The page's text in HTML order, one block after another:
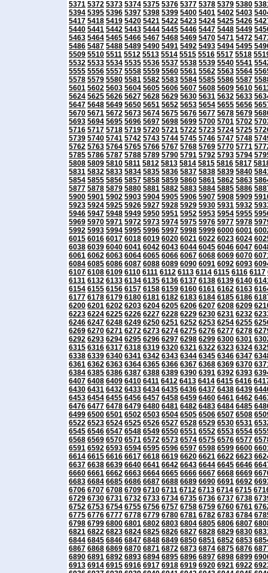
5371 5372 5373 5374 5375 5376 5377 5378 5379 5380
5394 5395 5396 5397 5398 5399 5400 5401 5402 5403
5417 5418 5419 5420 5421 5422 5423 5424 5425 5426
5440 5441 5442 5443 5444 5445 5446 5447 5448 5449
5463 5464 5465 5466 5467 5468 5469 5470 5471 5472
5486 5487 5488 5489 5490 5491 5492 5493 5494 5495
5509 5510 5511 5512 5513 5514 5515 5516 5517 5518
5532 5533 5534 5535 5536 5537 5538 5539 5540 5541
5555 5556 5557 5558 5559 5560 5561 5562 5563 5564
5578 5579 5580 5581 5582 5583 5584 5585 5586 5587
5601 5602 5603 5604 5605 5606 5607 5608 5609 5610
5624 5625 5626 5627 5628 5629 5630 5631 5632 5633
5647 5648 5649 5650 5651 5652 5653 5654 5655 5656
5670 5671 5672 5673 5674 5675 5676 5677 5678 5679
5693 5694 5695 5696 5697 5698 5699 5700 5701 5702
5716 5717 5718 5719 5720 5721 5722 5723 5724 5725
5739 5740 5741 5742 5743 5744 5745 5746 5747 5748
5762 5763 5764 5765 5766 5767 5768 5769 5770 5771
5785 5786 5787 5788 5789 5790 5791 5792 5793 5794
5808 5809 5810 5811 5812 5813 5814 5815 5816 5817
5831 5832 5833 5834 5835 5836 5837 5838 5839 5840
5854 5855 5856 5857 5858 5859 5860 5861 5862 5863
5877 5878 5879 5880 5881 5882 5883 5884 5885 5886
5900 5901 5902 5903 5904 5905 5906 5907 5908 5909
5923 5924 5925 5926 5927 5928 5929 5930 5931 5932
5946 5947 5948 5949 5950 5951 5952 5953 5954 5955
5969 5970 5971 5972 5973 5974 5975 5976 5977 5978
5992 5993 5994 5995 5996 5997 5998 5999 6000 6001
6015 6016 6017 6018 6019 6020 6021 6022 6023 6024
6038 6039 6040 6041 6042 6043 6044 6045 6046 6047
6061 6062 6063 6064 6065 6066 6067 6068 6069 6070
6084 6085 6086 6087 6088 6089 6090 6091 6092 6093
6107 6108 6109 6110 6111 6112 6113 6114 6115 6116 6117
6131 6132 6133 6134 6135 6136 6137 6138 6139 6140
6154 6155 6156 6157 6158 6159 6160 6161 6162 6163
6177 6178 6179 6180 6181 6182 6183 6184 6185 6186
6200 6201 6202 6203 6204 6205 6206 6207 6208 6209
6223 6224 6225 6226 6227 6228 6229 6230 6231 6232
6246 6247 6248 6249 6250 6251 6252 6253 6254 6255
6269 6270 6271 6272 6273 6274 6275 6276 6277 6278
6292 6293 6294 6295 6296 6297 6298 6299 6300 6301
6315 6316 6317 6318 6319 6320 6321 6322 6323 6324
6338 6339 6340 6341 6342 6343 6344 6345 6346 6347
6361 6362 6363 6364 6365 6366 6367 6368 6369 6370
6384 6385 6386 6387 6388 6389 6390 6391 6392 6393
6407 6408 6409 6410 6411 6412 6413 6414 6415 6416
6430 6431 6432 6433 6434 6435 6436 6437 6438 6439
6453 6454 6455 6456 6457 6458 6459 6460 6461 6462
6476 6477 6478 6479 6480 6481 6482 6483 6484 6485
6499 6500 6501 6502 6503 6504 6505 6506 6507 6508
6522 6523 6524 6525 6526 6527 6528 6529 6530 6531
6545 6546 6547 6548 6549 6550 6551 6552 6553 6554
6568 6569 6570 6571 6572 6573 6574 6575 6576 6577
6591 6592 6593 6594 6595 6596 6597 6598 6599 6600
6614 6615 6616 6617 6618 6619 6620 6621 6622 6623
6637 6638 6639 6640 6641 6642 6643 6644 6645 6646
6660 6661 6662 6663 6664 6665 6666 6667 6668 6669
6683 6684 6685 6686 6687 6688 6689 6690 6691 6692
6706 6707 6708 6709 6710 6711 6712 6713 6714 6715
6729 6730 6731 6732 6733 6734 6735 6736 6737 6738
6752 6753 6754 6755 6756 6757 6758 6759 6760 6761
6775 6776 6777 6778 6779 6780 6781 6782 6783 6784
6798 6799 6800 6801 6802 6803 6804 6805 6806 6807
6821 6822 6823 6824 6825 6826 6827 6828 6829 6830
6844 6845 6846 6847 6848 6849 6850 6851 6852 6853
6867 6868 6869 6870 6871 6872 6873 6874 6875 6876
6890 6891 6892 6893 6894 6895 6896 6897 6898 6899
6913 6914 6915 6916 6917 6918 6919 6920 6921 6922